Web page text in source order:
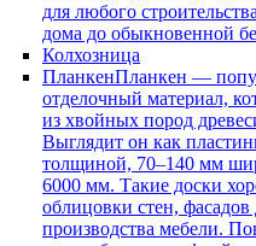
для любого
дома до обыкновенной
Колхозница
ПланкенПланкен —
отделочный материал,
из хвойных пород
Выглядит он как
толщиной, 70–140 мм
6000 мм. Такие доски
облицовки стен, фасадов
производства мебели.